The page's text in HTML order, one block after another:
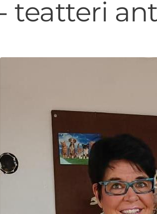
teatteri